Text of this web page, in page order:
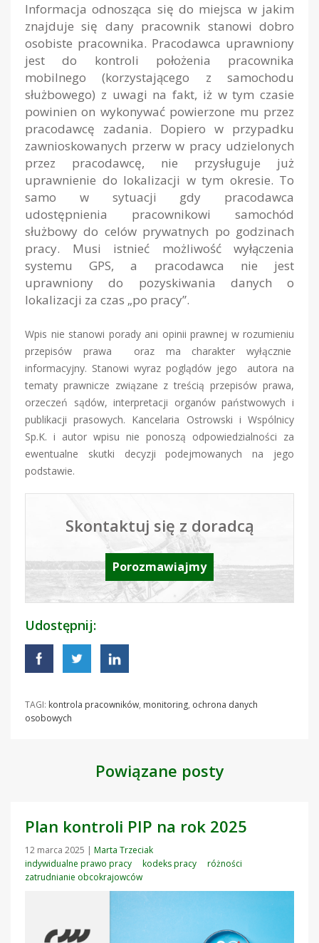
Informacja odnosząca się do miejsca w jakim
znajduje się dany pracownik stanowi dobro
osobiste pracownika. Pracodawca uprawniony
jest do kontroli położenia pracownika
mobilnego (korzystającego z samochodu
służbowego) z uwagi na fakt, iż w tym czasie
powinien on wykonywać powierzone mu przez
pracodawcę zadania. Dopiero w przypadku
zawnioskowanych przerw w pracy udzielonych
przez pracodawcę, nie przysługuje już
uprawnienie do lokalizacji w tym okresie. To
samo w sytuacji gdy pracodawca
udostępnienia pracownikowi samochód
służbowy do celów prywatnych po godzinach
pracy. Musi istnieć możliwość wyłączenia
systemu GPS, a pracodawca nie jest
uprawniony do pozyskiwania danych o
lokalizacji za czas „po pracy”.
Wpis nie stanowi porady ani opinii prawnej w rozumieniu
przepisów prawa oraz ma charakter wyłącznie
informacyjny. Stanowi wyraz poglądów jego autora na
tematy prawnicze związane z treścią przepisów prawa,
orzeczeń sądów, interpretacji organów państwowych i
publikacji prasowych. Kancelaria Ostrowski i Wspólnicy
Sp.K. i autor wpisu nie ponoszą odpowiedzialności za
ewentualne skutki decyzji podejmowanych na jego
podstawie.
Skontaktuj się z doradcą
Porozmawiajmy
Udostępnij:
TAGI: kontrola pracowników, monitoring, ochrona danych
osobowych
Powiązane posty
Plan kontroli PIP na rok 2025
12 marca 2025 | Marta Trzeciak
indywidualne prawo pracy
kodeks pracy
różności
zatrudnianie obcokrajowców